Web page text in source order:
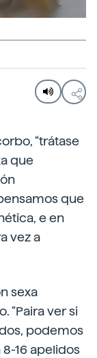
“trátase
que
que
e en
vez a
sexa
“Paira ver si
podemos
16 apelidos